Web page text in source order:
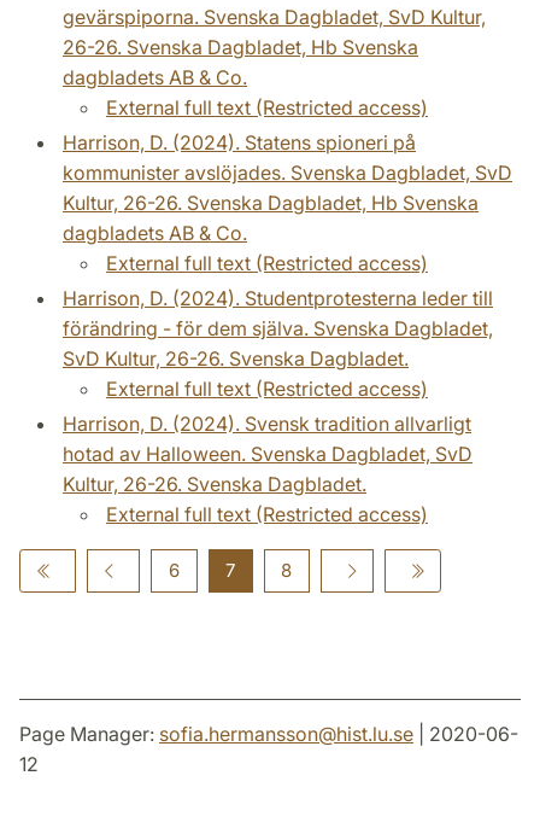
gevärspiporna. Svenska Dagbladet, SvD Kultur,
26-26. Svenska Dagbladet, Hb Svenska
dagbladets AB & Co.
External full text (Restricted access)
Harrison, D. (2024). Statens spioneri på
kommunister avslöjades. Svenska Dagbladet, SvD
Kultur, 26-26. Svenska Dagbladet, Hb Svenska
dagbladets AB & Co.
External full text (Restricted access)
Harrison, D. (2024). Studentprotesterna leder till
förändring - för dem själva. Svenska Dagbladet,
SvD Kultur, 26-26. Svenska Dagbladet.
External full text (Restricted access)
Harrison, D. (2024). Svensk tradition allvarligt
hotad av Halloween. Svenska Dagbladet, SvD
Kultur, 26-26. Svenska Dagbladet.
External full text (Restricted access)
6 7 8
Page Manager: sofia.hermansson@hist.lu.se | 2020-06-
12